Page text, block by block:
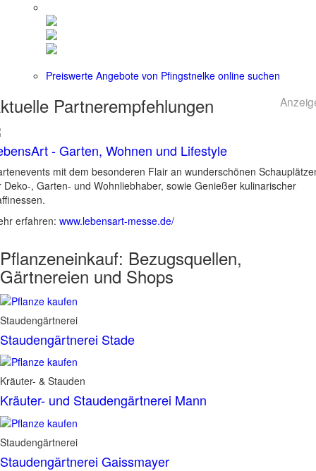
Preiswerte Angebote von Pfingstnelke online suchen
Partnerempfehlungen
- Garten, Wohnen und Lifestyle
mit dem besonderen Flair an wunderschönen
Deko-, Garten- und Wohnliebhaber, sowie Genießer kulinarischer
erfahren: www.lebensart-messe.de/
Pflanzeneinkauf: Bezugsquellen,
Gärtnereien und Shops
Staudengärtnerei
Staudengärtnerei Stade
Kräuter- & Stauden
Kräuter- und Staudengärtnerei Mann
Staudengärtnerei
Staudengärtnerei Gaissmayer